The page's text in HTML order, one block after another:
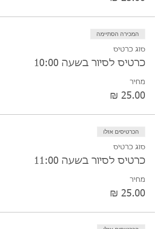
המכירה הסתיימה
סוג כרטיס
כרטיס לסיור בשעה 10:00
מחיר
הכרטיסים אזלו
סוג כרטיס
כרטיס לסיור בשעה 11:00
מחיר